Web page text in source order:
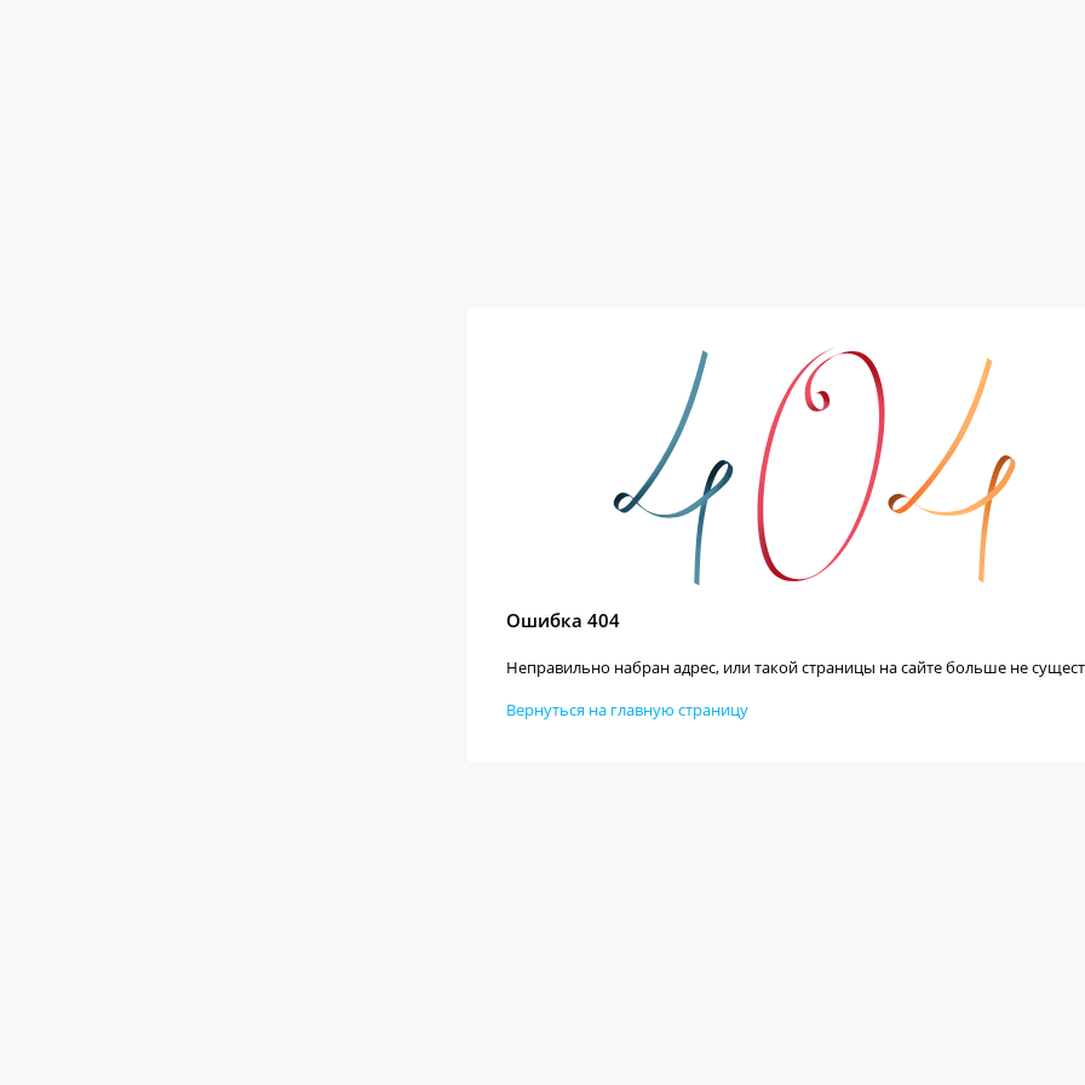
Ошибка 404
Неправильно набран адрес, или такой страницы на сайте больше не
Вернуться на главную страницу